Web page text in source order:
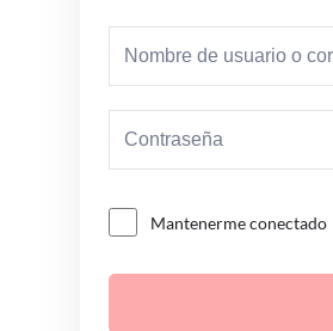
Mantenerme conectado